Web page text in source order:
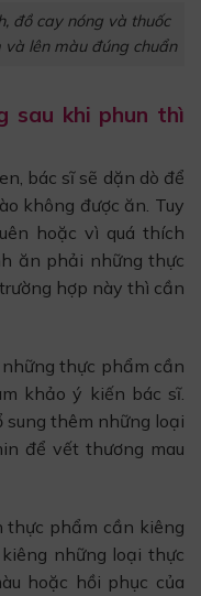
đồ cay nóng và thuốc
lên màu đúng chuẩn
sau khi phun thì
bác sĩ sẽ dặn dò để
không được ăn. Tuy
hoặc vì quá thích
ăn phải những thực
hợp này thì cần
thực phẩm cần
khảo ý kiến bác sĩ.
thêm những loại
để vết thương mau
thực phẩm cần kiêng
những loại thực
hoặc hồi phục của